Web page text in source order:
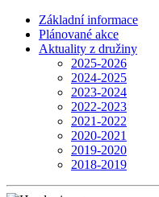
Základní informace
Plánované akce
Aktuality z družiny
2025-2026
2024-2025
2023-2024
2022-2023
2021-2022
2020-2021
2019-2020
2018-2019